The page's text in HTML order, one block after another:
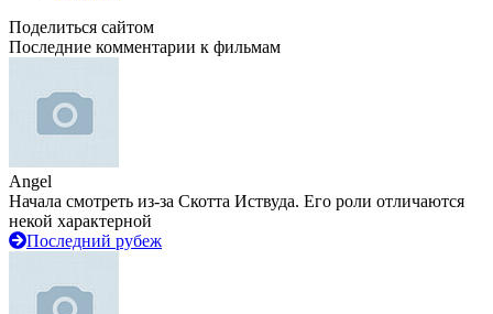
Поделиться сайтом
Последние комментарии к фильмам
Angel
Начала смотреть из-за Скотта Иствуда. Его роли отличаются
некой характерной
Последний рубеж